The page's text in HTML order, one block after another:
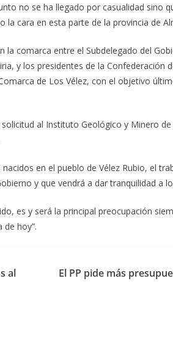
no se ha llegado por casualidad sino
cara en esta parte de la provincia de
comarca entre el Subdelegado del
y los presidentes de la Confederación
de Los Vélez, con el objetivo
al Instituto Geológico y Minero
en el pueblo de Vélez Rubio, el
y que vendrá a dar tranquilidad a
es y será la principal preocupación
hoy”.
al
El PP pide más